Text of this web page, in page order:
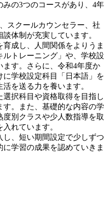
の3つのコースがあり、4年
スクールカウンセラー、社
体制が充実しています。
成し、人間関係をよりうま
ルトレーニング」や、学校設
す。さらに、令和4年度か
学校設定科目「日本語」を
を送る力を養います。
択科目や資格取得を目指し
。また、基礎的な内容の学
別クラスや少人数指導を取
れています。
、短い期間設定で少しずつ
学習の成果を認めていきま